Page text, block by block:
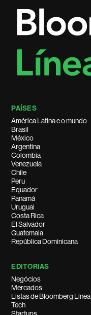
PAÍSES
América Latina e o mundo
Brasil
México
Argentina
Colombia
Venezuela
Chile
Peru
Equador
Panamá
Uruguai
Costa Rica
El Salvador
Guatemala
República Dominicana
EDITORIAS
Negócios
Mercados
Listas de Bloomberg Línea
Tech